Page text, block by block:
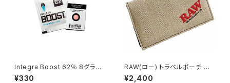
Integra Boost 62％ 8グラム
調湿剤 保湿剤
¥330
RAW(ロー) トラベルポーチ 喫
煙具 シャグ
¥2,400